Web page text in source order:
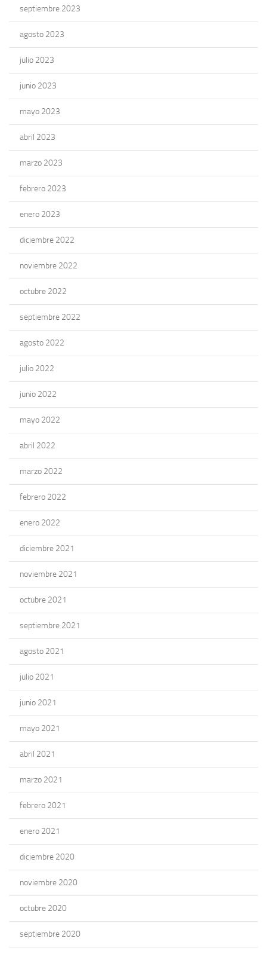
septiembre 2023
agosto 2023
julio 2023
junio 2023
mayo 2023
abril 2023
marzo 2023
febrero 2023
enero 2023
diciembre 2022
noviembre 2022
octubre 2022
septiembre 2022
agosto 2022
julio 2022
junio 2022
mayo 2022
abril 2022
marzo 2022
febrero 2022
enero 2022
diciembre 2021
noviembre 2021
octubre 2021
septiembre 2021
agosto 2021
julio 2021
junio 2021
mayo 2021
abril 2021
marzo 2021
febrero 2021
enero 2021
diciembre 2020
noviembre 2020
octubre 2020
septiembre 2020